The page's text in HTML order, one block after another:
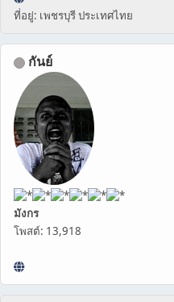
ที่อยู่: เพชรบุรี ประเทศไทย
กันย์
มังกร
โพสต์: 13,918